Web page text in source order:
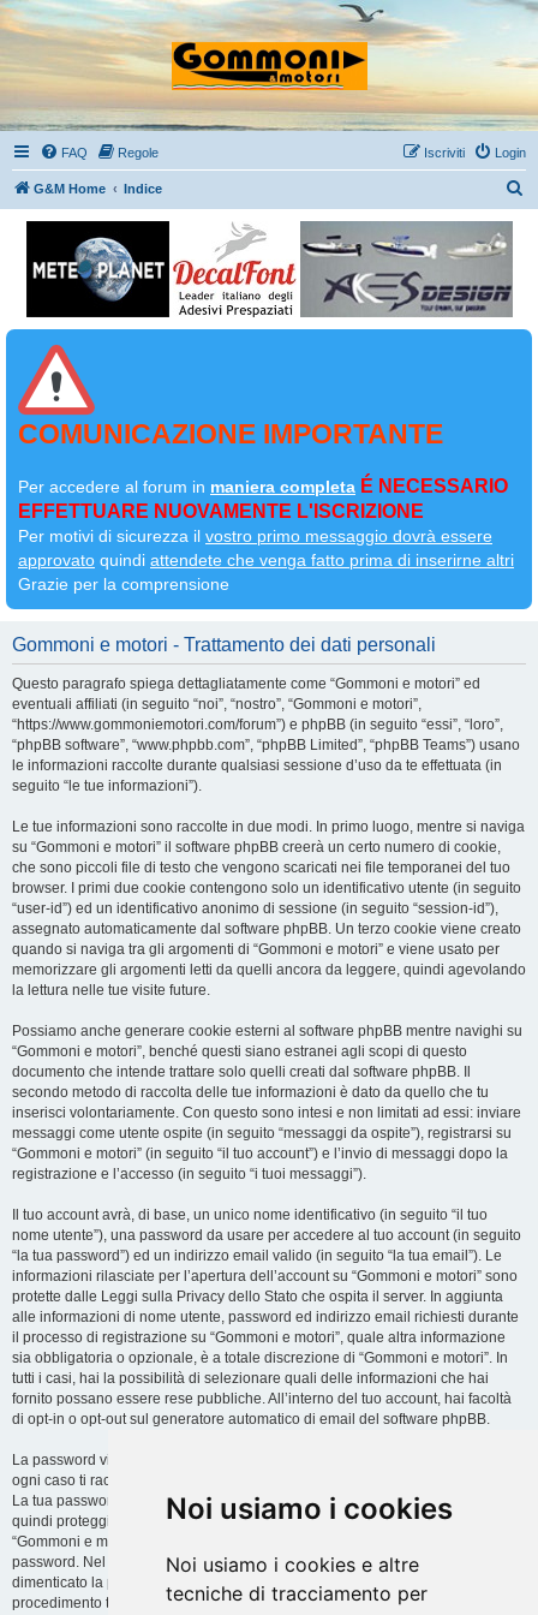
Noi usiamo i cookies
Noi usiamo i cookies e altre
tecniche di tracciamento per
FAQ Regole Login
Iscriviti
G&M Home Indice
COMUNICAZIONE IMPORTANTE
Per accedere al forum in maniera completa É NECESSARIO
EFFETTUARE NUOVAMENTE L'ISCRIZIONE
Per motivi di sicurezza il vostro primo messaggio dovrà essere
approvato quindi attendete che venga fatto prima di inserirne altri
Grazie per la comprensione
Gommoni e motori - Trattamento dei dati personali
Questo paragrafo spiega dettagliatamente come “Gommoni e motori” ed
eventuali affiliati (in seguito “noi”, “nostro”, “Gommoni e motori”,
“https://www.gommoniemotori.com/forum”) e phpBB (in seguito “essi”, “loro”,
“phpBB software”, “www.phpbb.com”, “phpBB Limited”, “phpBB Teams”) usano
le informazioni raccolte durante qualsiasi sessione d’uso da te effettuata (in
seguito “le tue informazioni”).
Le tue informazioni sono raccolte in due modi. In primo luogo, mentre si naviga
su “Gommoni e motori” il software phpBB creerà un certo numero di cookie,
che sono piccoli file di testo che vengono scaricati nei file temporanei del tuo
browser. I primi due cookie contengono solo un identificativo utente (in seguito
“user-id”) ed un identificativo anonimo di sessione (in seguito “session-id”),
assegnato automaticamente dal software phpBB. Un terzo cookie viene creato
quando si naviga tra gli argomenti di “Gommoni e motori” e viene usato per
memorizzare gli argomenti letti da quelli ancora da leggere, quindi agevolando
la lettura nelle tue visite future.
Possiamo anche generare cookie esterni al software phpBB mentre navighi su
“Gommoni e motori”, benché questi siano estranei agli scopi di questo
documento che intende trattare solo quelli creati dal software phpBB. Il
secondo metodo di raccolta delle tue informazioni è dato da quello che tu
inserisci volontariamente. Con questo sono intesi e non limitati ad essi: inviare
messaggi come utente ospite (in seguito “messaggi da ospite”), registrarsi su
“Gommoni e motori” (in seguito “il tuo account”) e l’invio di messaggi dopo la
registrazione e l’accesso (in seguito “i tuoi messaggi”).
Il tuo account avrà, di base, un unico nome identificativo (in seguito “il tuo
nome utente”), una password da usare per accedere al tuo account (in seguito
“la tua password”) ed un indirizzo email valido (in seguito “la tua email”). Le
informazioni rilasciate per l’apertura dell’account su “Gommoni e motori” sono
protette dalle Leggi sulla Privacy dello Stato che ospita il server. In aggiunta
alle informazioni di nome utente, password ed indirizzo email richiesti durante
il processo di registrazione su “Gommoni e motori”, quale altra informazione
sia obbligatoria o opzionale, è a totale discrezione di “Gommoni e motori”. In
tutti i casi, hai la possibilità di selezionare quali delle informazioni che hai
fornito possano essere rese pubbliche. All’interno del tuo account, hai facoltà
di opt-in o opt-out sul generatore automatico di email del software phpBB.
La password viene criptata (hash unidirezionale) per motivi di sicurezza. In
ogni caso ti raccomandiamo di non utilizzare la stessa password in troppi siti.
La tua password è il metodo di accesso al tuo account su “Gommoni e motori”,
quindi proteggila attentamente. Ricorda che in nessuna circostanza affiliati di
“Gommoni e motori”, phpBB o terzi possono legittimamente richiedere la tua
password. Nel caso dimenticassi la tua password, puoi utilizzare l’opzione “Ho
dimenticato la password” prevista dal software phpBB. Durante questo
procedimento ti verrà richiesto il tuo nome utente ed indirizzo email, in modo